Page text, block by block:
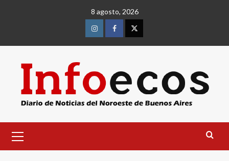
8 agosto, 2026
InstagramFacebookTwitter
primario